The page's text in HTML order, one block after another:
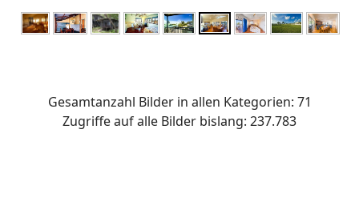
Gesamtanzahl Bilder in allen Kategorien: 71
Zugriffe auf alle Bilder bislang: 237.783